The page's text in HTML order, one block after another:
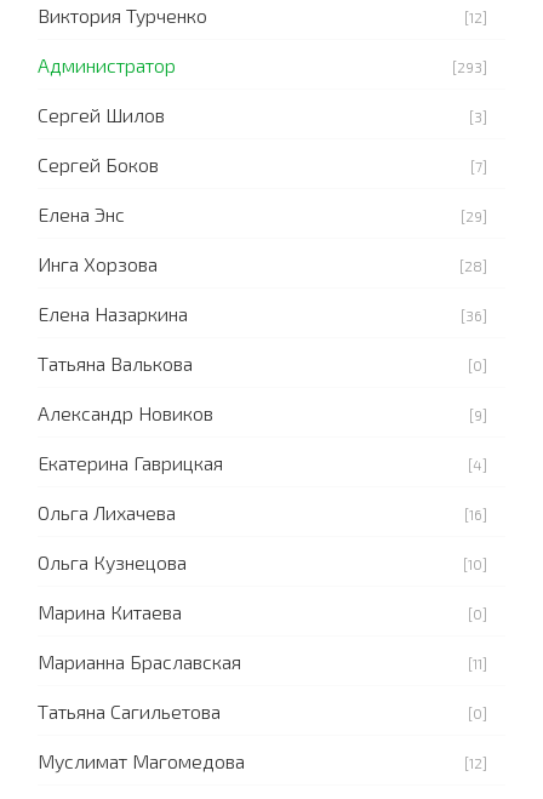
Виктория Турченко [12]
Администратор [293]
Сергей Шилов [3]
Сергей Боков [7]
Елена Энс [29]
Инга Хорзова [28]
Елена Назаркина [36]
Татьяна Валькова [0]
Александр Новиков [9]
Екатерина Гаврицкая [4]
Ольга Лихачева [16]
Ольга Кузнецова [10]
Марина Китаева [0]
Марианна Браславская [11]
Татьяна Сагильетова [0]
Муслимат Магомедова [12]